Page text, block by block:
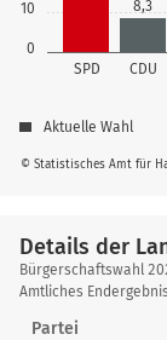
0
10
SPD CDU
8,3
© Statistisches Amt für
Aktuelle Wahl
Details der
Details
der
Landesstimmen
Bürgerschaftswahl
Amtliches Endergebnis
Partei